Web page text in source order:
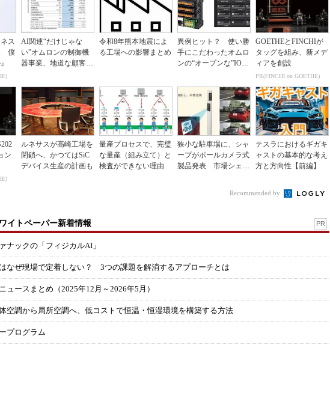
ス
僕
AI関連“だけじゃな
い”オムロンの制御機
器事業、地道な顧客基
令和8年熊本地震によ
る工場への影響まとめ
異例ヒット？ 使い勝
手にこだわったオムロ
ンの“オープンな”IO-L
GOETHEとFINCHIが
タッグを組み、新メデ
ィアを創設
PR(FINCHI on GOETHE)
ン
ルネサスが高崎工場を
閉鎖へ、かつてはSiC
デバイス生産の計画も
量産プロセスで、完璧
な量産（組み立て）と
検査ができない理由
狭小な駐車場に、シャ
ープがポールカメラ式
製品発表 市場シェア
テスラにおけるギガキ
ャストの基本的な考え
方と方向性【前編】
Recommended by
イトペーパー新着情報 PR
ナックの「フィジカルAI」
なぜ現場で定着しない？ 3つの課題を解消するアプローチとは
ュースまとめ（2025年12月～2026年5月）
空調から局所空調へ、低コストで恒温・恒湿環境を構築する方法
プログラム